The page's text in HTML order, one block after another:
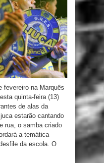
fevereiro na Marquês
quinta-feira (13)
de alas da
estarão cantando
rua, o samba criado
a temática
da escola. O